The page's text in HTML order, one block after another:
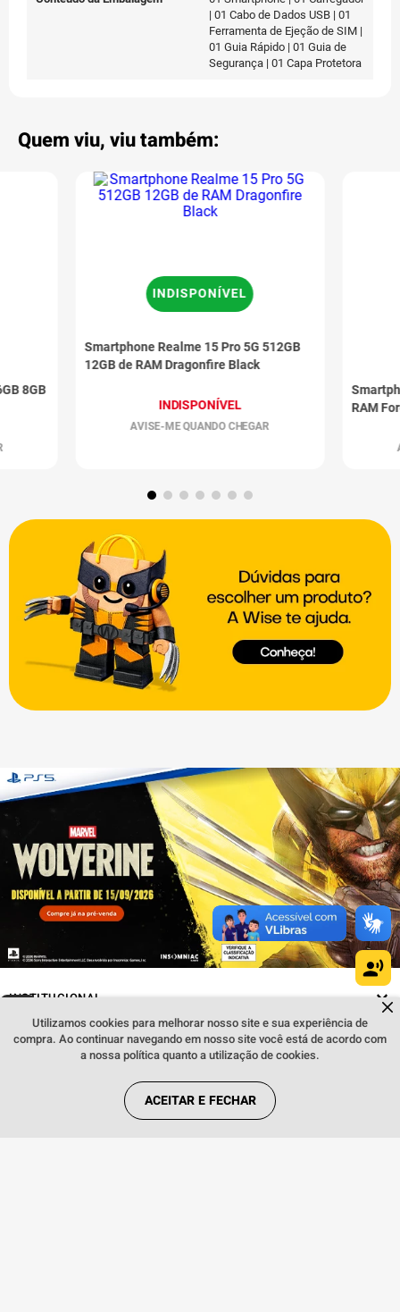
Dúvidas sobre produtos?
| 01 Cabo de Dados USB | 01
Ferramenta de Ejeção de SIM |
01 Guia Rápido | 01 Guia de
Segurança | 01 Capa Protetora
Quem viu, viu também:
8GB
Smartphone Realme 15 Pro 5G 512GB
12GB de RAM Dragonfire Black
INDISPONÍVEL
AVISE-ME QUANDO CHEGAR
INDISPONÍVEL
RAM
Utilizamos cookies para melhorar nosso site e sua experiência de
compra. Ao continuar navegando em nosso site você está de acordo com
a nossa política quanto a utilização de cookies.
ACEITAR E FECHAR
INSTITUCIONAL
REGRAS